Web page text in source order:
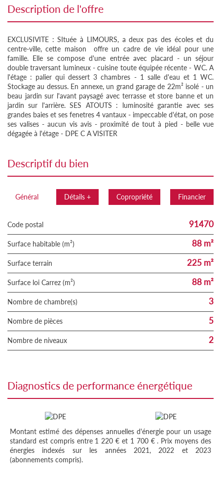
description de l'offre
EXCLUSIVITE : SItuée à LIMOURS, a deux pas des écoles et du
centre-ville, cette maison offre un cadre de vie idéal pour une
famille. Elle se compose d'une entrée avec placard - un séjour
double traversant lumineux - cuisine toute équipée récente - WC. A
l'étage : palier qui dessert 3 chambres - 1 salle d'eau et 1 WC.
Stockage au dessus. En annexe, un grand garage de 22m² isolé - un
beau jardin sur l'avant paysagé avec terrasse et store banne et un
jardin sur l'arrière. SES ATOUTS : luminosité garantie avec ses
grandes baies et ses fenetres 4 vantaux - impeccable d'état, on pose
ses valises - aucun vis avis - proximité de tout à pied - belle vue
dégagée à l'étage - DPE C A VISITER
descriptif du bien
Général Détails + Copropriété Financier
Code postal 91470
Surface habitable (m²) 88 m²
surface terrain 225 m²
Surface loi Carrez (m²) 88 m²
Nombre de chambre(s) 3
Nombre de pièces 5
Nombre de niveaux 2
diagnostics de performance énergétique
Montant estimé des dépenses annuelles d'énergie pour un usage
standard est compris entre 1 220 € et 1 700 € . Prix moyens des
énergies indexés sur les années 2021, 2022 et 2023
(abonnements compris).